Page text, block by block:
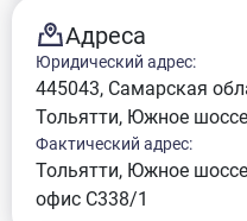
Адреса
Юридический адрес:
445043, Самарская
Тольятти, Южное
Фактический адрес:
Тольятти, Южное
офис С338/1